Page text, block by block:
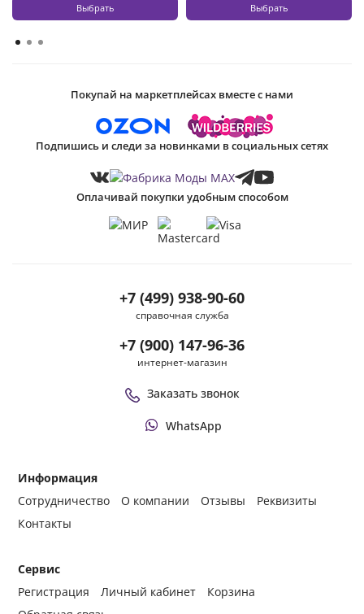
Выбрать Выбрать
Информация
Сотрудничество
О компании Отзывы
Реквизиты
Контакты
Сервис
Регистрация
Личный кабинет
Корзина
+7 (499) 938-90-60
справочная служба
+7 (900) 147-96-36
интернет-магазин
Заказать звонок
WhatsApp
Покупай на маркетплейсах вместе с нами
Подпишись и следи за новинками в социальных сетях
Оплачивай покупки удобным способом